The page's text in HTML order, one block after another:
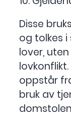
Disse
og tolkes
lover,
oppstår
bruk av